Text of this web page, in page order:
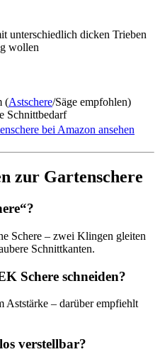
unterschiedlich dicken Trieben
wollen
(Astschere/Säge empfohlen)
Schnittbedarf
bei Amazon ansehen
zur Gartenschere
Schere – zwei Klingen gleiten
Schnittkanten.
Schere schneiden?
Aststärke – darüber empfiehlt
verstellbar?